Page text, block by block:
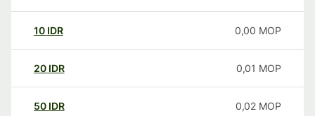
10 IDR 0,00 MOP
20 IDR 0,01 MOP
50 IDR 0,02 MOP